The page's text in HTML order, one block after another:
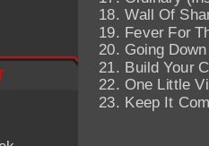
18. Wall Of
19. Fever For
20. Going
21. Build Your
22. One Little
23. Keep It